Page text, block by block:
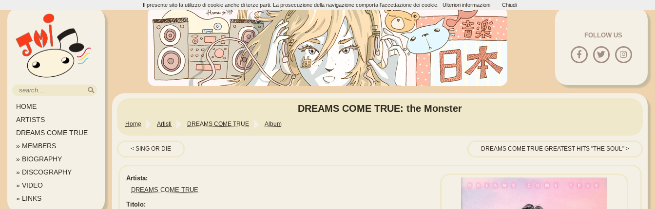
HOME
ARTISTS
DREAMS COME TRUE
» MEMBERS
» BIOGRAPHY
» DISCOGRAPHY
» VIDEO
» LINKS
FOLLOW US
DREAMS COME TRUE: the Monster
Home Artisti DREAMS COME TRUE Album
SING OR DIE DREAMS COME TRUE GREATEST HITS "THE SOUL"
Artista:
DREAMS COME TRUE
Titolo:
Il presente sito fa utilizzo di cookie anche di terze parti. La prosecuzione della navigazione comporta l'accettazione dei cookie. Ulteriori informazioni Chiudi